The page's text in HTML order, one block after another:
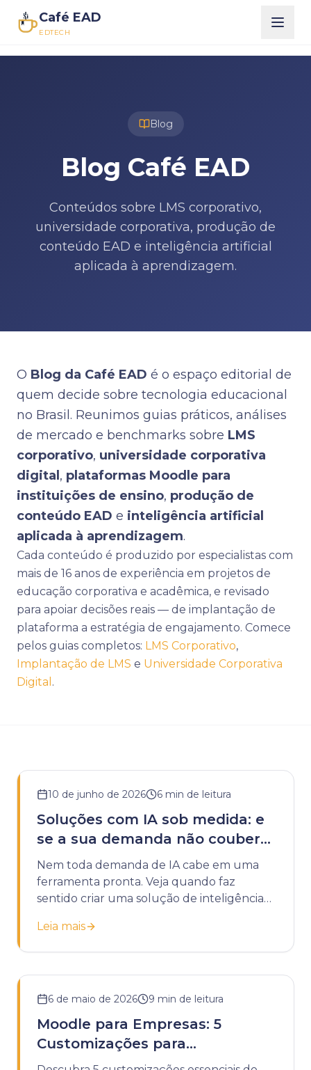
Café EAD
EDTECH
Blog
Blog Café EAD
Conteúdos sobre LMS corporativo,
universidade corporativa, produção de
conteúdo EAD e inteligência artificial
aplicada à aprendizagem.
O Blog da Café EAD é o espaço editorial de
quem decide sobre tecnologia educacional
no Brasil. Reunimos guias práticos, análises
de mercado e benchmarks sobre LMS
corporativo, universidade corporativa
digital , plataformas Moodle para
instituições de ensino, produção de
conteúdo EAD e inteligência artificial
aplicada à aprendizagem.
Cada conteúdo é produzido por especialistas com
mais de 16 anos de experiência em projetos de
educação corporativa e acadêmica, e revisado
para apoiar decisões reais — de implantação de
plataforma a estratégia de engajamento. Comece
pelos guias completos: LMS Corporativo,
Implantação de LMS e Universidade Corporativa
Digital .
10 de junho de 2026 6 min de leitura
Soluções com IA sob medida: e
se a sua demanda não couber
em uma ferramenta pronta?
Nem toda demanda de IA cabe em uma
ferramenta pronta. Veja quando faz
sentido criar uma solução de inteligência
Leia mais
6 de maio de 2026 9 min de leitura
Moodle para Empresas: 5
Customizações para
Treinamentos de T&D